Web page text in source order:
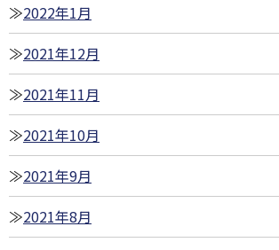
2022年1月
2021年12月
2021年11月
2021年10月
2021年9月
2021年8月